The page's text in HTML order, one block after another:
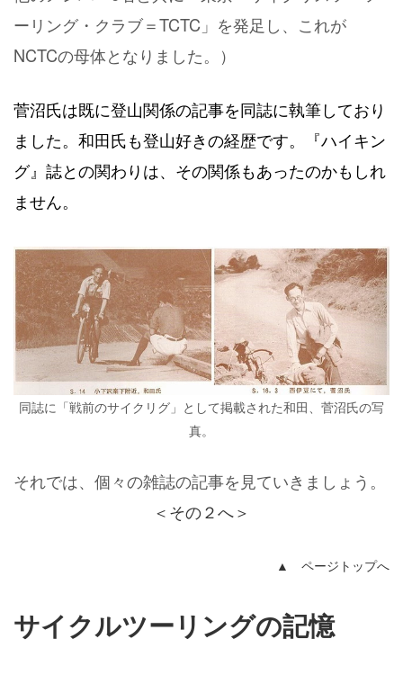
ーリング・クラブ＝TCTC」を発足し、これが
NCTCの母体となりました。）
菅沼氏は既に登山関係の記事を同誌に執筆しており
ました。和田氏も登山好きの経歴です。『ハイキン
グ』誌との関わりは、その関係もあったのかもしれ
ません。
同誌に「戦前のサイクリグ」として掲載された和田、菅沼氏の写
真。
それでは、個々の雑誌の記事を見ていきましょう。
＜その２へ＞
▲ ページトップへ
サイクルツーリングの記憶